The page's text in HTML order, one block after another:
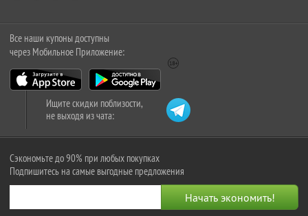
Все наши купоны доступны
через Мобильное Приложение:
Ищите скидки поблизости,
не выходя из чата:
Сэкономьте до 90% при любых покупках
Подпишитесь на самые выгодные предложения